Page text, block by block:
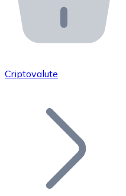
API Bitnovo
Integra la nostra API
Unisciti alla nostra
Aggiungi il token del
Criptovalute